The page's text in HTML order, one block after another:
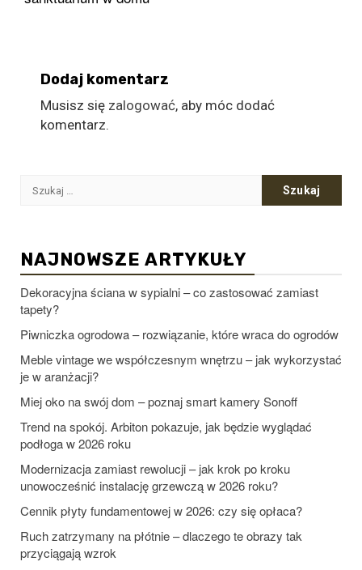
Dodaj komentarz
Musisz się zalogować, aby móc dodać
komentarz.
Szukaj:
NAJNOWSZE ARTYKUŁY
Dekoracyjna ściana w sypialni – co zastosować zamiast
tapety?
Piwniczka ogrodowa – rozwiązanie, które wraca do ogrodów
Meble vintage we współczesnym wnętrzu – jak wykorzystać
je w aranżacji?
Miej oko na swój dom – poznaj smart kamery Sonoff
Trend na spokój. Arbiton pokazuje, jak będzie wyglądać
podłoga w 2026 roku
Modernizacja zamiast rewolucji – jak krok po kroku
unowocześnić instalację grzewczą w 2026 roku?
Cennik płyty fundamentowej w 2026: czy się opłaca?
Ruch zatrzymany na płótnie – dlaczego te obrazy tak
przyciągają wzrok